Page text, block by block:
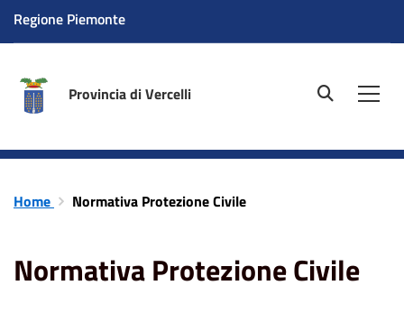
Regione Piemonte
Provincia di Vercelli site.searc
Home Normativa Protezione Civile
Normativa Protezione Civile